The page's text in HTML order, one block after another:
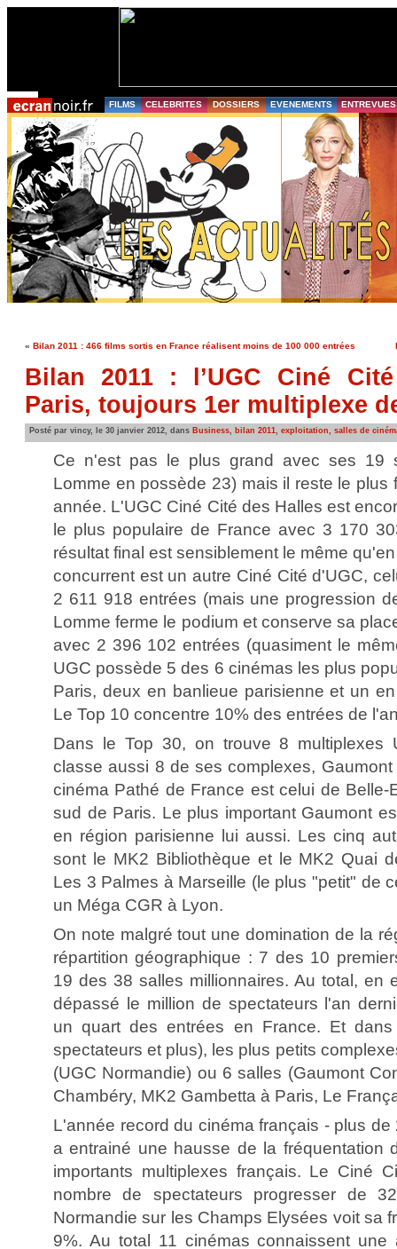
FILMS CELEBRITES DOSSIERS EVENEMENTS ENTREVUES
« Bilan 2011 : 466 films sortis en France réalisent moins de 100 000 entrées
Bilan 2011 : l’UGC Ciné
Paris, toujours 1er multiplexe
Posté par vincy, le 30 janvier 2012, dans Business, bilan 2011, exploitation, salles de
Ce n'est pas le plus grand avec ses 19
Lomme en possède 23) mais il reste le plus
année. L'UGC Ciné Cité des Halles est
le plus populaire de France avec 3 170
résultat final est sensiblement le même
concurrent est un autre Ciné Cité d'UGC,
2 611 918 entrées (mais une progression
Lomme ferme le podium et conserve sa
avec 2 396 102 entrées (quasiment le
UGC possède 5 des 6 cinémas les plus
Paris, deux en banlieue parisienne et un
Le Top 10 concentre 10% des entrées de
Dans le Top 30, on trouve 8 multiplexes
classe aussi 8 de ses complexes,
cinéma Pathé de France est celui de Belle-
sud de Paris. Le plus important Gaumont
en région parisienne lui aussi. Les cinq
sont le MK2 Bibliothèque et le MK2 Quai
Les 3 Palmes à Marseille (le plus "petit" de
un Méga CGR à Lyon.
On note malgré tout une domination de la
répartition géographique : 7 des 10
19 des 38 salles millionnaires. Au total, en
dépassé le million de spectateurs l'an
un quart des entrées en France. Et
spectateurs et plus), les plus petits
(UGC Normandie) ou 6 salles (Gaumont
Chambéry, MK2 Gambetta à Paris, Le
L'année record du cinéma français - plus
a entrainé une hausse de la fréquentation
importants multiplexes français. Le Ciné
nombre de spectateurs progresser de
Normandie sur les Champs Elysées voit sa
9%. Au total 11 cinémas connaissent